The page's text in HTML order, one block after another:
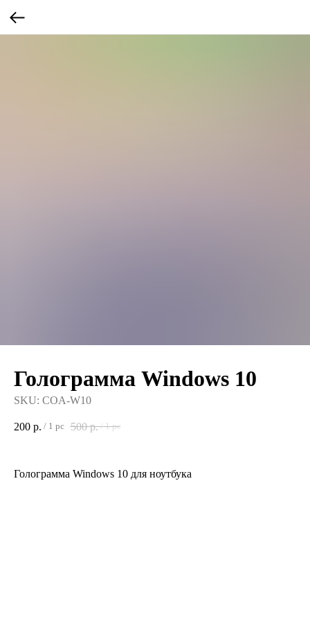
Голограмма Windows 10
SKU: COA-W10
200 р. / 1 pc 500 р. / 1 pc
Голограмма Windows 10 для ноутбука